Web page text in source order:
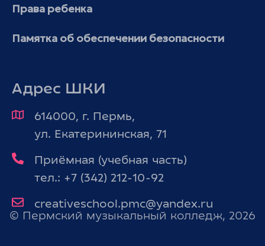
Права ребенка
Памятка об обеспечении безопасности
Адрес ШКИ
614000, г. Пермь,
ул. Екатерининская, 71
Приёмная (учебная часть)
тел.: +7 (342) 212-10-92
creativeschool.pmc@yandex.ru
© Пермский музыкальный колледж, 2026